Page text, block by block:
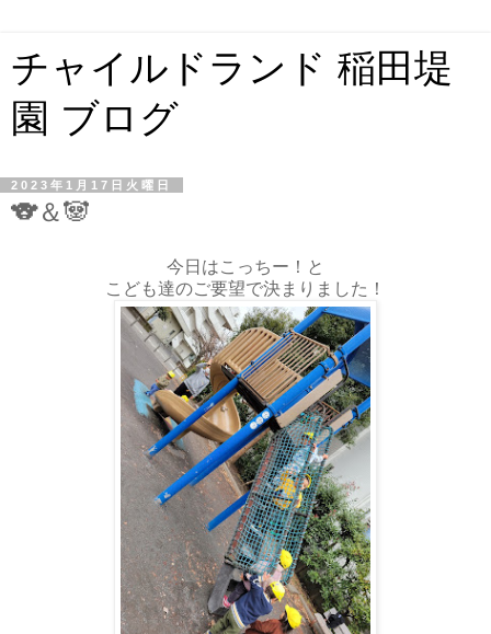
チャイルドランド 稲田堤
園 ブログ
2023年1月17日火曜日
🐨＆🐼
今日はこっちー！と
こども達のご要望で決まりました！